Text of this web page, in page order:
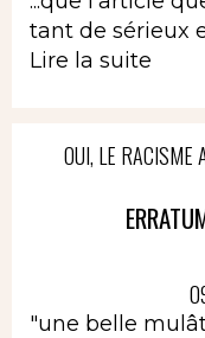
tant de sérieux
Lire la suite
OUI, LE
"une belle